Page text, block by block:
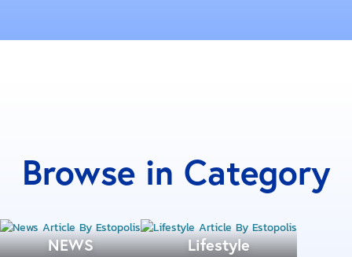
Browse in Category
NEWS Lifestyle